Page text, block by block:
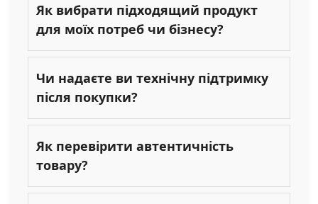
Як вибрати підходящий продукт
для моїх потреб чи бізнесу?
Чи надаєте ви технічну підтримку
після покупки?
Як перевірити автентичність
товару?